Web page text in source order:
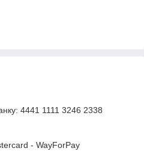
4441 1111 3246 2338
- WayForPay